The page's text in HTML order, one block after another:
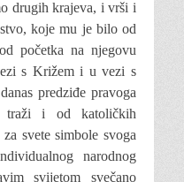
drugih krajeva, i vrši i
koje mu je bilo od
početka na njegovu
s Križem i u vezi s
predziđe pravoga
traži i od katoličkih
svete simbole svoga
narodnog
svijetom svečano